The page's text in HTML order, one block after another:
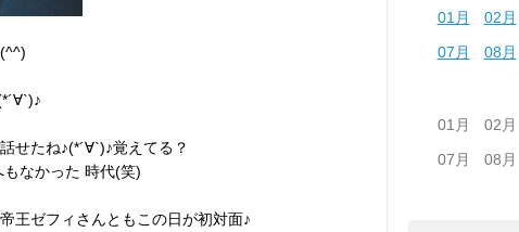
せたね♪(*´∀`)♪覚えてる？
なかった 時代(笑)
王ゼフィさんともこの日が初対面♪
01月 02月
07月
08月
01月 02月
07月
08月